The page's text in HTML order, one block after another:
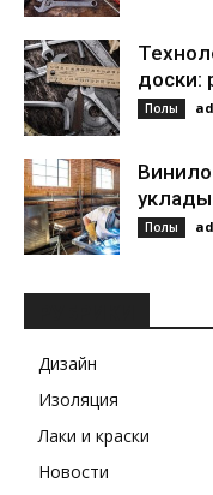
доски:
Полы
Полы
Дизайн
Изоляция
Лаки и краски
Новости